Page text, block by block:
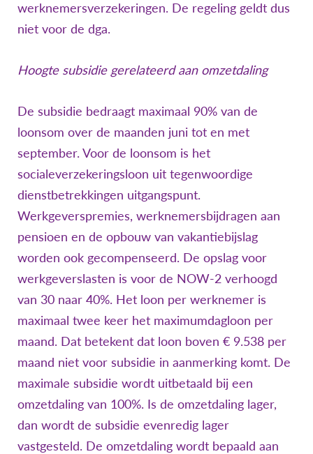
werknemersverzekeringen. De regeling geldt dus
niet voor de dga.
Hoogte subsidie gerelateerd aan omzetdaling
De subsidie bedraagt maximaal 90% van de
loonsom over de maanden juni tot en met
september. Voor de loonsom is het
socialeverzekeringsloon uit tegenwoordige
dienstbetrekkingen uitgangspunt.
Werkgeverspremies, werknemersbijdragen aan
pensioen en de opbouw van vakantiebijslag
worden ook gecompenseerd. De opslag voor
werkgeverslasten is voor de NOW-2 verhoogd
van 30 naar 40%. Het loon per werknemer is
maximaal twee keer het maximumdagloon per
maand. Dat betekent dat loon boven € 9.538 per
maand niet voor subsidie in aanmerking komt. De
maximale subsidie wordt uitbetaald bij een
omzetdaling van 100%. Is de omzetdaling lager,
dan wordt de subsidie evenredig lager
vastgesteld. De omzetdaling wordt bepaald aan